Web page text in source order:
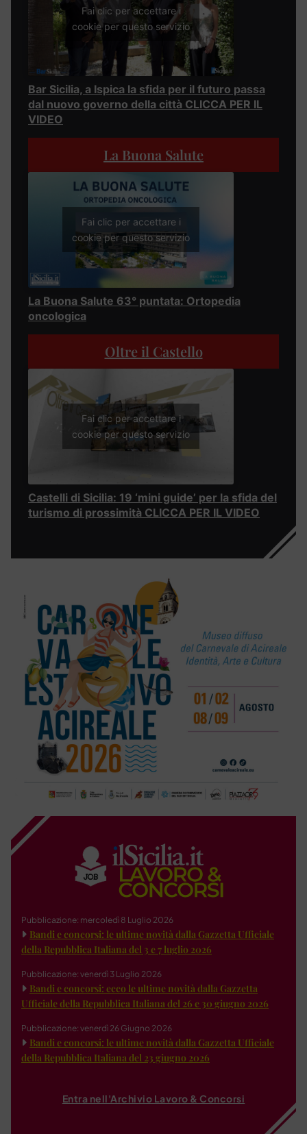
Fai clic per accettare i
cookie per questo servizio
Bar Sicilia, a Ispica la sfida per il futuro passa
dal nuovo governo della città CLICCA PER IL
VIDEO
La Buona Salute
Fai clic per accettare i
cookie per questo servizio
La Buona Salute 63° puntata: Ortopedia
oncologica
Oltre il Castello
Fai clic per accettare i
cookie per questo servizio
Castelli di Sicilia: 19 ‘mini guide’ per la sfida del
turismo di prossimità CLICCA PER IL VIDEO
Pubblicazione: mercoledì 8 Luglio 2026
Bandi e concorsi: le ultime novità dalla Gazzetta Ufficiale
della Repubblica Italiana del 3 e 7 luglio 2026
Pubblicazione: venerdì 3 Luglio 2026
Bandi e concorsi: ecco le ultime novità dalla Gazzetta
Ufficiale della Repubblica Italiana del 26 e 30 giugno 2026
Pubblicazione: venerdì 26 Giugno 2026
Bandi e concorsi: le ultime novità dalla Gazzetta Ufficiale
della Repubblica Italiana del 23 giugno 2026
Entra nell'Archivio Lavoro & Concorsi